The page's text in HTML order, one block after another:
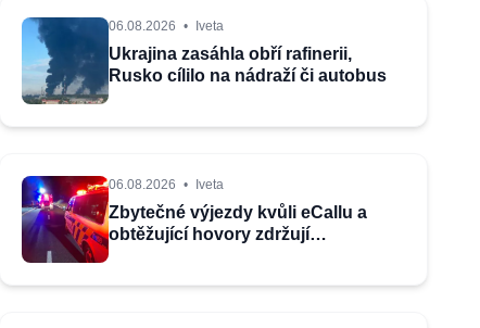
06.08.2026 • Iveta
Ukrajina zasáhla obří rafinerii,
Rusko cílilo na nádraží či autobus
06.08.2026 • Iveta
Zbytečné výjezdy kvůli eCallu a
obtěžující hovory zdržují